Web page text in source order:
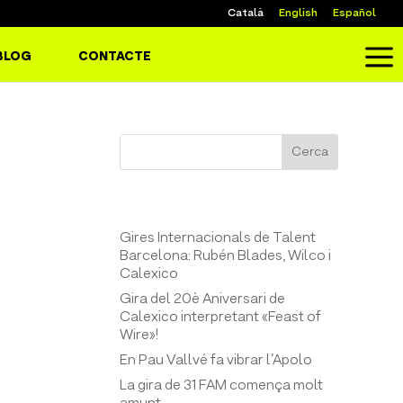
Català English Español
CONTACTE a
Cerca
Gires Internacionals de Talent
Barcelona: Rubén Blades, Wilco i
Calexico
Gira del 20è Aniversari de
Calexico interpretant «Feast of
Wire»!
En Pau Vallvé fa vibrar l’Apolo
La gira de 31 FAM comença molt